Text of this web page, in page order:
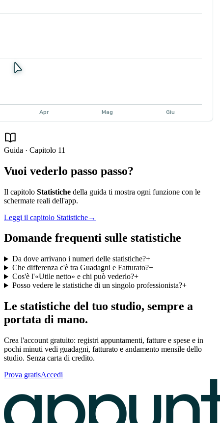
Apr Mag Giu
Guida · Capitolo 11
Vuoi vederlo passo passo?
Il capitolo Statistiche della guida ti mostra ogni funzione con le
schermate reali dell'app.
Leggi il capitolo Statistiche→
Domande frequenti sulle statistiche
Da dove arrivano i numeri delle statistiche?+
Che differenza c'è tra Guadagni e Fatturato?+
Cos'è l'«Utile netto» e chi può vederlo?+
Posso vedere le statistiche di un singolo professionista?+
Le statistiche del tuo studio, sempre a
portata di mano.
Crea l'account gratuito: registri appuntamenti, fatture e spese e in
pochi minuti vedi guadagni, fatturato e andamento mensile dello
studio. Senza carta di credito.
Prova gratisAccedi